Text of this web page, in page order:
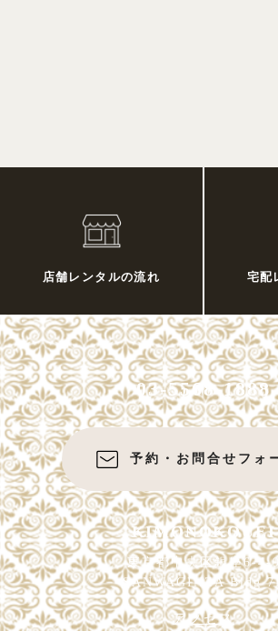
店舗レンタルの流れ 宅配
03-5568-1888
予約・お問合せフォ
KIMONOKOUEI
東京都中央区銀座6-4-
SANWAGINZA Bldg
アクセス